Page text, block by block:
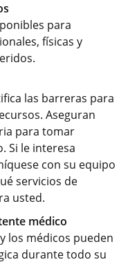
para
físicas y
las barreras para
Aseguran
para tomar
Si le interesa
con su equipo
servicios de
usted.
médico
los médicos pueden
durante todo su